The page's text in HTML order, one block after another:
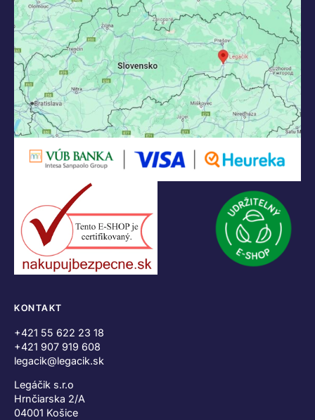
KONTAKT
+421 55 622 23 18
+421 907 919 608
legacik@legacik.sk
Legáčik s.r.o
Hrnčiarska 2/A
04001 Košice